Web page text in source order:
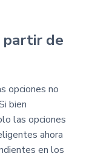
partir de
opciones no
bien
las opciones
ahora
en los